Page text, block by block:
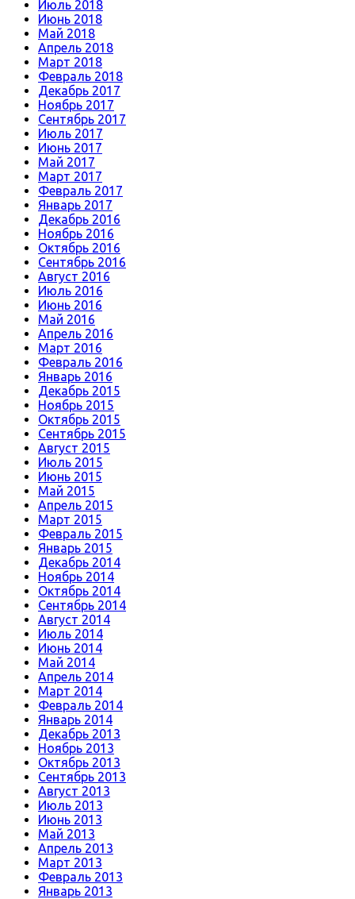
Июль 2018
Июнь 2018
Май 2018
Апрель 2018
Март 2018
Февраль 2018
Декабрь 2017
Ноябрь 2017
Сентябрь 2017
Июль 2017
Июнь 2017
Май 2017
Март 2017
Февраль 2017
Январь 2017
Декабрь 2016
Ноябрь 2016
Октябрь 2016
Сентябрь 2016
Август 2016
Июль 2016
Июнь 2016
Май 2016
Апрель 2016
Март 2016
Февраль 2016
Январь 2016
Декабрь 2015
Ноябрь 2015
Октябрь 2015
Сентябрь 2015
Август 2015
Июль 2015
Июнь 2015
Май 2015
Апрель 2015
Март 2015
Февраль 2015
Январь 2015
Декабрь 2014
Ноябрь 2014
Октябрь 2014
Сентябрь 2014
Август 2014
Июль 2014
Июнь 2014
Май 2014
Апрель 2014
Март 2014
Февраль 2014
Январь 2014
Декабрь 2013
Ноябрь 2013
Октябрь 2013
Сентябрь 2013
Август 2013
Июль 2013
Июнь 2013
Май 2013
Апрель 2013
Март 2013
Февраль 2013
Январь 2013